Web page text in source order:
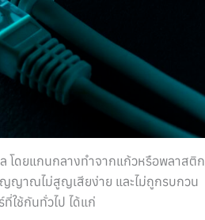
โดยแกนกลางทำจากแก้วหรือพลาสติก
ญญาณไม่สูญเสียง่าย และไม่ถูกรบกวน
ใช้กันทั่วไป ได้แก่